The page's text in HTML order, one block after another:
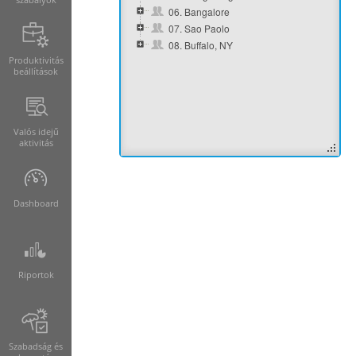
Produktivitás
beállítások
Valós idejű
aktivitás
Dashboard
Riportok
Szabadság és
06. Bangalore
07. Sao Paolo
08. Buffalo, NY